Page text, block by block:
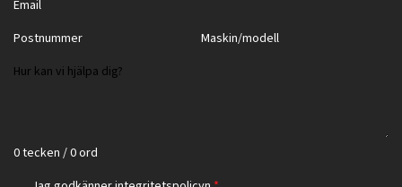
0 tecken / 0 ord